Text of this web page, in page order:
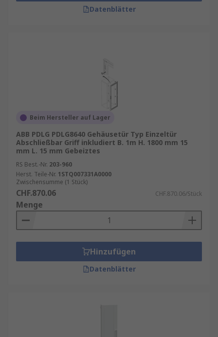
Datenblätter
Beim Hersteller auf Lager
ABB PDLG PDLG8640 Gehäusetür Typ Einzeltür
Abschließbar Griff inkludiert B. 1m H. 1800 mm 15
mm L. 15 mm Gebeiztes
RS Best.-Nr. 203-960
Herst. Teile-Nr. 1STQ007331A0000
Zwischensumme (1 Stück)
CHF.870.06 CHF.870.06/Stück
Menge
Hinzufügen
Datenblätter